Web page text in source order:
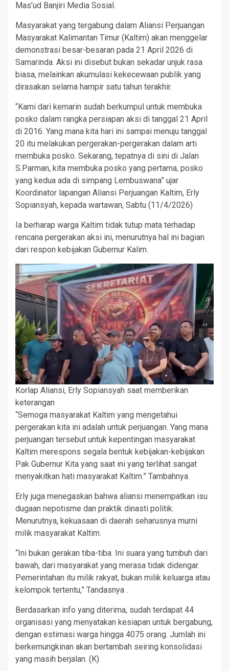
Mas’ud Banjiri Media Sosial.
Masyarakat yang tergabung dalam Aliansi Perjuangan
Masyarakat Kalimantan Timur (Kaltim) akan menggelar
demonstrasi besar-besaran pada 21 April 2026 di
Samarinda. Aksi ini disebut bukan sekadar unjuk rasa
biasa, melainkan akumulasi kekecewaan publik yang
dirasakan selama hampir satu tahun terakhir.
“Kami dari kemarin sudah berkumpul untuk membuka
posko dalam rangka persiapan aksi di tanggal 21 April
di 2016. Yang mana kita hari ini sampai menuju tanggal
20 itu melakukan pergerakan-pergerakan dalam arti
membuka posko. Sekarang, tepatnya di sini di Jalan
S.Parman, kita membuka posko yang pertama, posko
yang kedua ada di simpang Lembuswana” ujar
Koordinator lapangan Aliansi Perjuangan Kaltim, Erly
Sopiansyah, kepada wartawan, Sabtu (11/4/2026)
Ia berharap warga Kaltim tidak tutup mata terhadap
rencana pergerakan aksi ini, menurutnya hal ini bagian
dari respon kebijakan Gubernur Kalim.
Korlap Aliansi, Erly Sopiansyah saat memberikan
keterangan
“Semoga masyarakat Kaltim yang mengetahui
pergerakan kita ini adalah untuk perjuangan. Yang mana
perjuangan tersebut untuk kepentingan masyarakat
Kaltim merespons segala bentuk kebijakan-kebijakan
Pak Gubernur Kita yang saat ini yang terlihat sangat
menyakitkan hati masyarakat Kaltim.” Tambahnya.
Erly juga menegaskan bahwa aliansi menempatkan isu
dugaan nepotisme dan praktik dinasti politik.
Menurutnya, kekuasaan di daerah seharusnya murni
milik masyarakat Kaltim.
“Ini bukan gerakan tiba-tiba. Ini suara yang tumbuh dari
bawah, dari masyarakat yang merasa tidak didengar.
Pemerintahan itu milik rakyat, bukan milik keluarga atau
kelompok tertentu,” Tandasnya .
Berdasarkan info yang diterima, sudah terdapat 44
organisasi yang menyatakan kesiapan untuk bergabung,
dengan estimasi warga hingga 4075 orang. Jumlah ini
berkemungkinan akan bertambah seiring konsolidasi
yang masih berjalan. (K)